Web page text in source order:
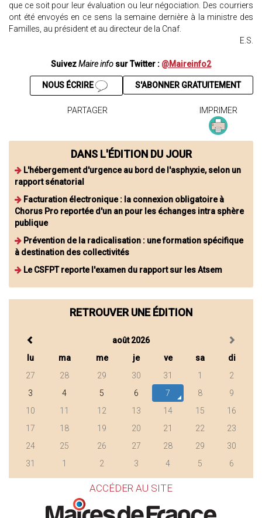
que ce soit pour leur évaluation ou leur négociation. Des courriers
ont été envoyés en ce sens la semaine dernière à la ministre des
Familles, au président et au directeur de la Cnaf.
E.S.
SuivezMaire info sur Twitter : @Maireinfo2
S'ABONNER GRATUITEMENT
NOUS ÉCRIRE
PARTAGER IMPRIMER
DANS L'ÉDITION DU JOUR
L'hébergement d'urgence au bord de l'asphyxie, selon un
rapport sénatorial
Facturation électronique : la connexion obligatoire à
Chorus Pro reportée d'un an pour les échanges intra sphère
publique
Prévention de la radicalisation : une formation spécifique
à destination des collectivités
Le CSFPT reporte l'examen du rapport sur les Atsem
RETROUVER UNE ÉDITION
août 2026
lu
ma me je ve sa
di
27
28 29 30 31 1
2
3
4 5 6 7 8
9
10
11 12 13 14 15
16
17
18 19 20 21 22
23
24
25 26 27 28 29
30
31
1 2 3 4 5 6
ACCÉDER AU SITE